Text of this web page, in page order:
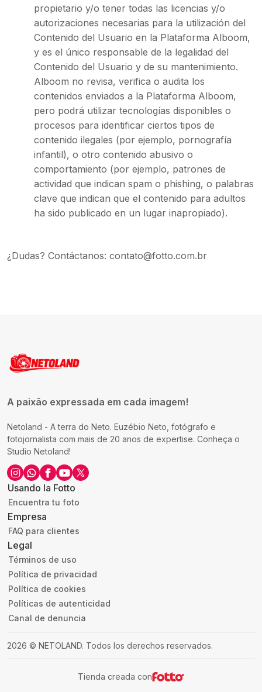
propietario y/o tener todas las licencias y/o
autorizaciones necesarias para la utilización del
Contenido del Usuario en la Plataforma Alboom,
y es el único responsable de la legalidad del
Contenido del Usuario y de su mantenimiento.
Alboom no revisa, verifica o audita los
contenidos enviados a la Plataforma Alboom,
pero podrá utilizar tecnologías disponibles o
procesos para identificar ciertos tipos de
contenido ilegales (por ejemplo, pornografía
infantil), o otro contenido abusivo o
comportamiento (por ejemplo, patrones de
actividad que indican spam o phishing, o palabras
clave que indican que el contenido para adultos
ha sido publicado en un lugar inapropiado).
¿Dudas? Contáctanos: contato@fotto.com.br
A paixão expressada em cada imagem!
Netoland - A terra do Neto. Euzébio Neto, fotógrafo e
fotojornalista com mais de 20 anos de expertise. Conheça o
Studio Netoland!
Usando la Fotto
Encuentra tu foto
Empresa
FAQ para clientes
Legal
Términos de uso
Política de privacidad
Política de cookies
Políticas de autenticidad
Canal de denuncia
2026 © NETOLAND. Todos los derechos reservados.
Tienda creada con